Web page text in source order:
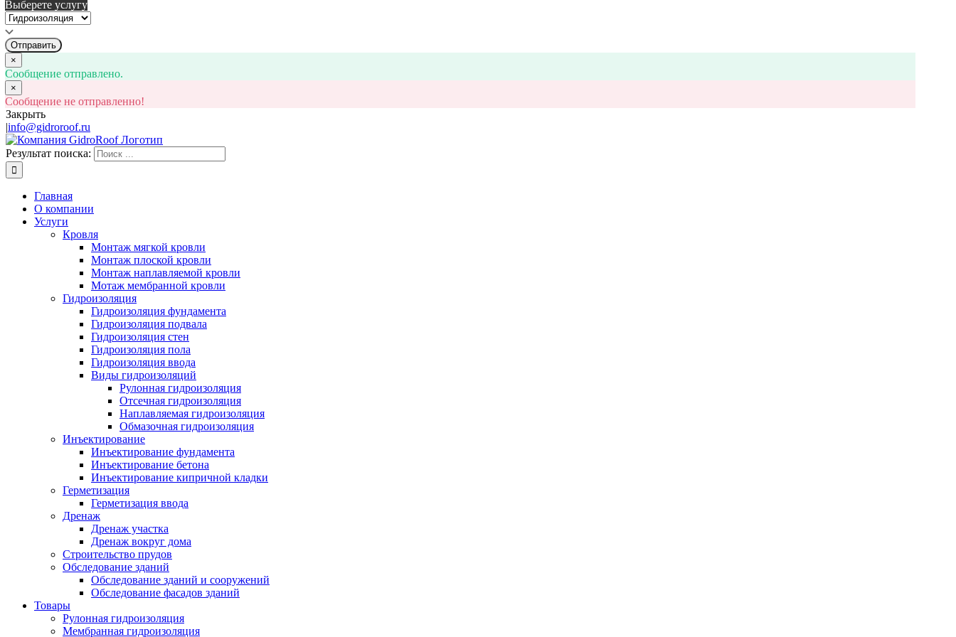
Выберете услугу
Отправить
×
Сообщение отправлено.
×
Сообщение не отправленно!
Закрыть
|info@gidroroof.ru
Результат поиска:
Главная
О компании
Услуги
Кровля
Монтаж мягкой кровли
Монтаж плоской кровли
Монтаж наплавляемой кровли
Мотаж мембранной кровли
Гидроизоляция
Гидроизоляция фундамента
Гидроизоляция подвала
Гидроизоляция стен
Гидроизоляция пола
Гидроизоляция ввода
Виды гидроизоляций
Рулонная гидроизоляция
Отсечная гидроизоляция
Наплавляемая гидроизоляция
Обмазочная гидроизоляция
Инъектирование
Инъектирование фундамента
Инъектирование бетона
Инъектирование кипричной кладки
Герметизация
Герметизация ввода
Дренаж
Дренаж участка
Дренаж вокруг дома
Строительство прудов
Обследование зданий
Обследование зданий и сооружений
Обследование фасадов зданий
Товары
Рулонная гидроизоляция
Мембранная гидроизоляция